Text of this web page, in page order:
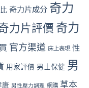
奇力片成分 奇力
力片評價 奇力
官方渠道 床上表現 性
用家評價 男士保健 男
康 男性壓力調理 網購 草本